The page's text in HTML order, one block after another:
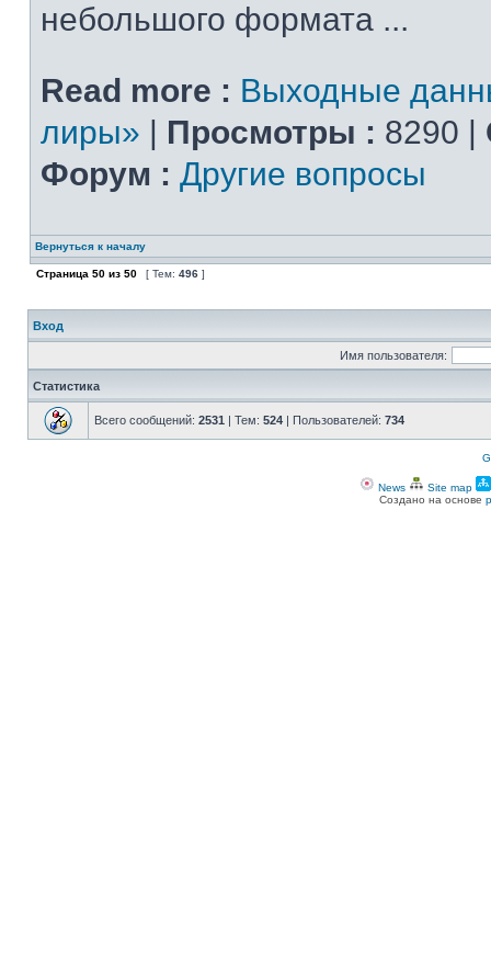
небольшого формата ...
Read more : Выходные
лиры» | Просмотры : 8290 |
Форум : Другие вопросы
Вернуться к началу
Страница 50 из 50 [ Тем: 496 ]
Вход
Имя пользователя:
Статистика
Всего сообщений: 2531 | Тем: 524 | Пользователей: 734
News Site map
Создано на основе